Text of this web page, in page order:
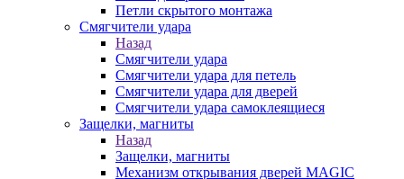
Петли скрытого монтажа
Смягчители удара
Назад
Смягчители удара
Смягчители удара для петель
Смягчители удара для дверей
Cмягчители удара самоклеящиеся
Защелки, магниты
Назад
Защелки, магниты
Механизм открывания дверей MAGIC